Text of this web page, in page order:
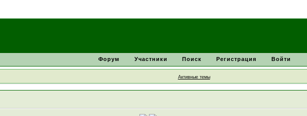
Форум Участники Поиск Регистрация Войти
Активные темы